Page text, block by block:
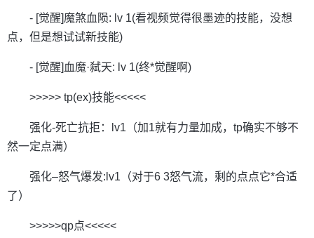
- [觉醒]魔煞血陨: lv 1(看视频觉得很墨迹的技能，没想
点，但是想试试新技能)
- [觉醒]血魔·弑天: lv 1(终*觉醒啊)
>>>>> tp(ex)技能<<<<<
强化-死亡抗拒：lv1（加1就有力量加成，tp确实不够不
然一定点满）
强化–怒气爆发:lv1（对于6 3怒气流，剩的点点它*合适
了）
>>>>>qp点<<<<<